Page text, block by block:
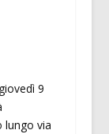
9
lungo via